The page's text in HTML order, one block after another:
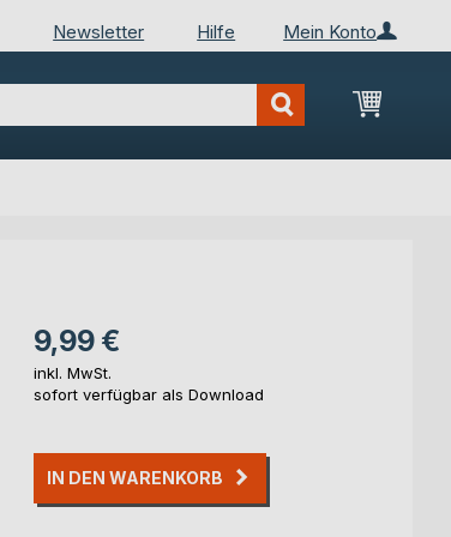
Mein Konto
Newsletter Hilfe
Mein
9,99 €
inkl. MwSt.
sofort verfügbar als Download
IN DEN WARENKORB